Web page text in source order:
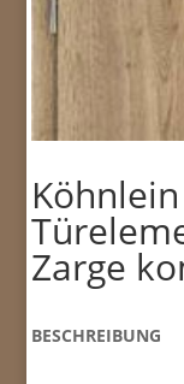
Zarge
BESCHREIBUNG